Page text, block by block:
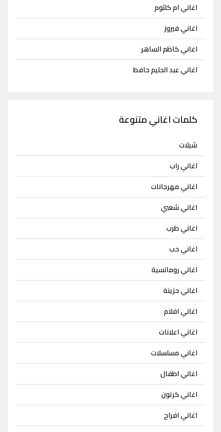
اغاني ام كلثوم
اغاني فيروز
اغاني كاظم الساهر
اغاني عبد الحليم حافظ
كلمات اغاني متنوعة
شيلات
اغاني راب
اغاني مهرجانات
اغاني شعبي
اغاني طرب
اغاني حب
اغاني رومانسية
اغاني حزينة
اغاني افلام
اغاني اعلانات
اغاني مسلسلات
اغاني اطفال
اغاني كرتون
اغاني افراح